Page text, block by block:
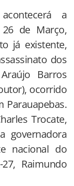
a
de Março,
já existente,
dos
Barros
ocorrido
Parauapebas.
Trocate,
governadora
nacional do
Raimundo